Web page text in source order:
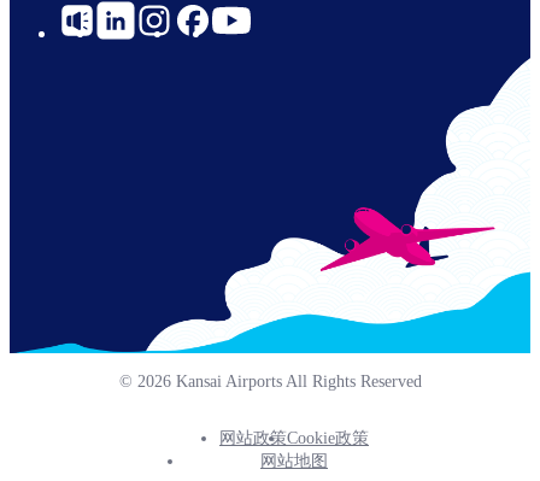
Social
© 2026 Kansai Airports All Rights Reserved
Footer
网站政策Cookie政策
网站地图